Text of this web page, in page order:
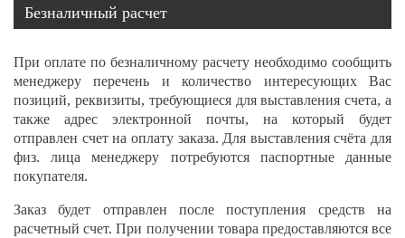
Безналичный расчет
При оплате по безналичному расчету необходимо сообщить
менеджеру перечень и количество интересующих Вас
позиций, реквизиты, требующиеся для выставления счета, а
также адрес электронной почты, на который будет
отправлен счет на оплату заказа. Для выставления счёта для
физ. лица менеджеру потребуются паспортные данные
покупателя.
Заказ будет отправлен после поступления средств на
расчетный счет. При получении товара предоставляются все